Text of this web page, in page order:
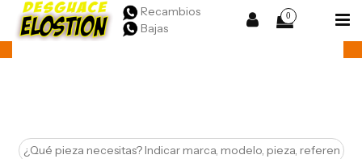
Recambios
Bajas
0